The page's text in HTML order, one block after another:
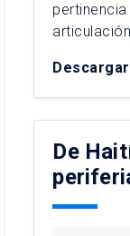
Descargar
De